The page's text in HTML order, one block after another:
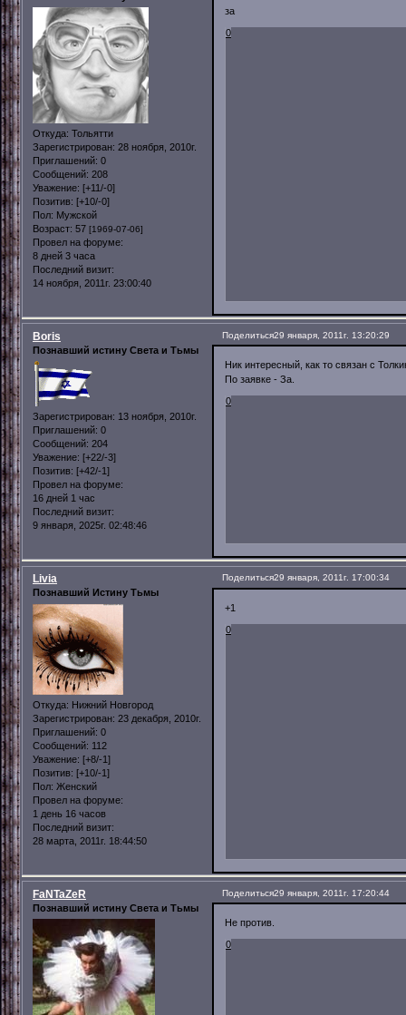
Откуда: Тольятти
Зарегистрирован: 28 ноября, 2010г.
Приглашений: 0
Сообщений: 208
Уважение: [+11/-0]
Позитив: [+10/-0]
Пол: Мужской
Возраст: 57 [1969-07-06]
Провел на форуме:
8 дней 3 часа
Последний визит:
14 ноября, 2011г. 23:00:40
за
0
Поделиться29 января, 2011г. 13:20:29
Boris
Познавший истину Света и Тьмы
Зарегистрирован: 13 ноября, 2010г.
Приглашений: 0
Сообщений: 204
Уважение: [+22/-3]
Позитив: [+42/-1]
Провел на форуме:
16 дней 1 час
Последний визит:
9 января, 2025г. 02:48:46
Ник интересный, как то связан с
По заявке - За.
0
Поделиться29 января, 2011г. 17:00:34
Livia
Познавший Истину Тьмы
Откуда: Нижний Новгород
Зарегистрирован: 23 декабря, 2010г.
Приглашений: 0
Сообщений: 112
Уважение: [+8/-1]
Позитив: [+10/-1]
Пол: Женский
Провел на форуме:
1 день 16 часов
Последний визит:
28 марта, 2011г. 18:44:50
+1
0
Поделиться29 января, 2011г. 17:20:44
FaNTaZeR
Познавший истину Света и Тьмы
Не против.
0